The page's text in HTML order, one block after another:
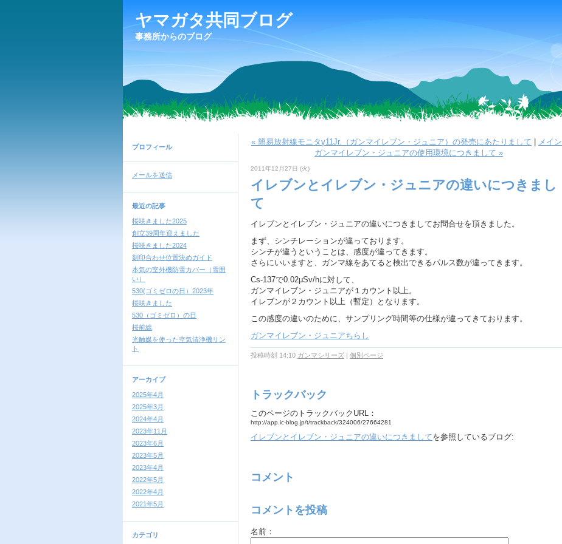
ヤマガタ共同ブログ
事務所からのブログ
プロフィール
メールを送信
最近の記事
桜咲きました2025
創立39周年迎えました
桜咲きました2024
刻印合わせ位置決めガイド
本気の室外機防雪カバー（雪囲
い）
530(ゴミゼロの日）2023年
桜咲きました
530（ゴミゼロ）の日
桜前線
光触媒を使った空気清浄機リン
ト
アーカイブ
2025年4月
2025年3月
2024年4月
2023年11月
2023年6月
2023年5月
2023年4月
2022年5月
2022年4月
2021年5月
カテゴリ
« 簡易放射線モニタγ11Jr.（ガンマイレブン・ジュニア）の発売にあたりまして メイン
ガンマイレブン・ジュニアの使用環境につきまして »
2011年12月27日 (火)
イレブンとイレブン・ジュニアの違いにつきまし
て
イレブンとイレブン・ジュニアの違いにつきましてお問合せを頂きました。
まず、シンチレーションが違っております。
シンチが違うということは、感度が違ってきます。
さらにいいますと、ガンマ線をあてると検出できるパルス数が違ってきます。
Cs-137で0.02μSv/hに対して、
ガンマイレブン・ジュニアが１カウント以上。
イレブンが２カウント以上（暫定）となります。
この感度の違いのために、サンプリング時間等の仕様が違ってきております。
ガンマイレブン・ジュニアちらし
投稿時刻 14:10 ガンマシリーズ | 個別ページ
トラックバック
このページのトラックバックURL：
http://app.ic-blog.jp/t/trackback/324006/27664281
イレブンとイレブン・ジュニアの違いにつきましてを参照しているブログ:
コメント
コメントを投稿
名前：